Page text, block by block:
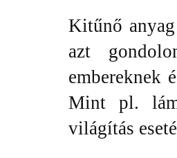
Kitűnő
azt
embereknek
Mint pl.
világítás